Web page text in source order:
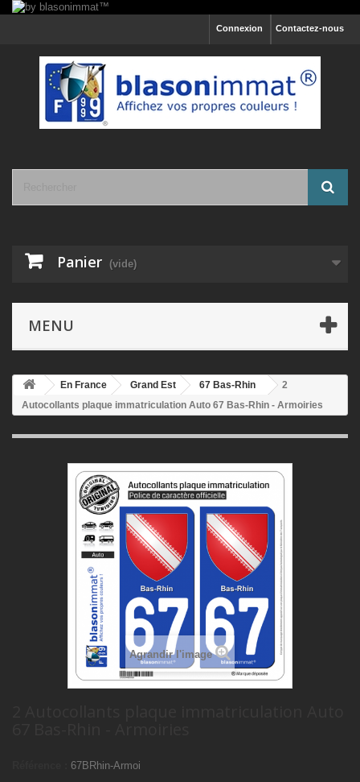
Contactez-nous
Connexion
Panier (vide)
MENU
En France Grand Est 67 Bas-Rhin
2
Autocollants plaque immatriculation Auto 67 Bas-Rhin - Armoiries
Agrandir l'image
67BRhin-Armoi